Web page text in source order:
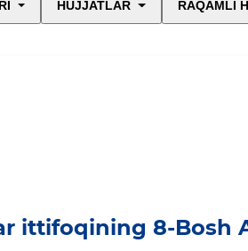
HUJJATLAR RAQAMLI
ittifoqining 8-Bosh